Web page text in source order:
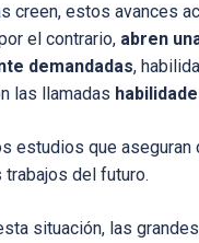
creen, estos avances
el contrario, abren
demandadas,
las llamadas
estudios que
del futuro.
situación, las